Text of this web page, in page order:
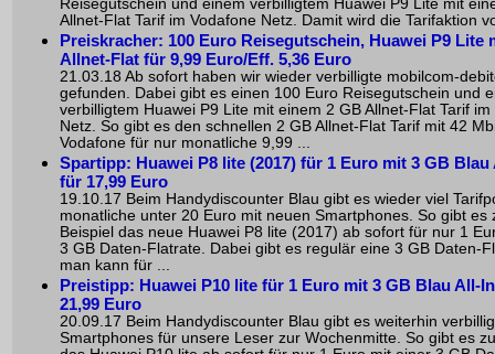
Reisegutschein und einem verbilligtem Huawei P9 Lite mit
Allnet-Flat Tarif im Vodafone Netz. Damit wird die Tarifaktion
Preiskracher: 100 Euro Reisegutschein, Huawei P9 Lite
Allnet-Flat für 9,99 Euro/Eff. 5,36 Euro
21.03.18 Ab sofort haben wir wieder verbilligte mobilcom-
gefunden. Dabei gibt es einen 100 Euro Reisegutschein und
verbilligtem Huawei P9 Lite mit einem 2 GB Allnet-Flat Tarif im
Netz. So gibt es den schnellen 2 GB Allnet-Flat Tarif mit 42
Vodafone für nur monatliche 9,99 ...
Spartipp: Huawei P8 lite (2017) für 1 Euro mit 3 GB Blau
für 17,99 Euro
19.10.17 Beim Handydiscounter Blau gibt es wieder viel
monatliche unter 20 Euro mit neuen Smartphones. So gibt es
Beispiel das neue Huawei P8 lite (2017) ab sofort für nur 1
3 GB Daten-Flatrate. Dabei gibt es regulär eine 3 GB Daten-
man kann für ...
Preistipp: Huawei P10 lite für 1 Euro mit 3 GB Blau All-
21,99 Euro
20.09.17 Beim Handydiscounter Blau gibt es weiterhin
Smartphones für unsere Leser zur Wochenmitte. So gibt es